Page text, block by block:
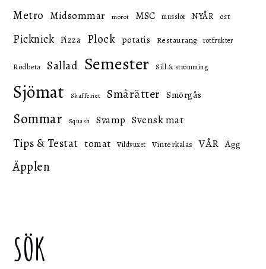
Metro Midsommar morot MSC musslor NYÅR ost
Picknick Pizza Plock potatis Restaurang rotfrukter
Rödbeta Sallad Semester Sill & strömming
Sjömat Skafferiet Smårätter Smörgås
Sommar Squash Svamp Svensk mat
Tips & Testat tomat Vildvuxet Vinterkalas VÅR Ägg
Äpplen
SÖK